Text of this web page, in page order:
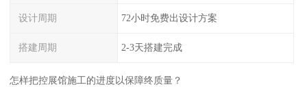
设计周期 72小时免费出设计方案
搭建周期 2-3天搭建完成
怎样把控展馆施工的进度以保障终质量？